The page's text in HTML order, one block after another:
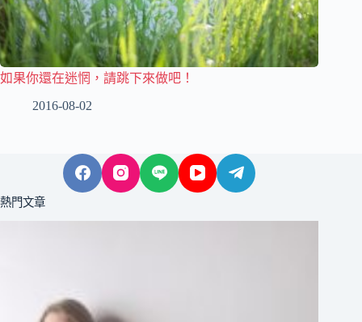
如果你還在迷惘，請跳下來做吧！
2016-08-02
熱門文章